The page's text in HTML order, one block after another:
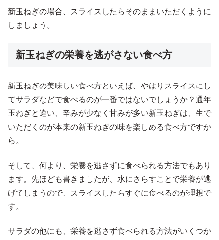
新玉ねぎの場合、スライスしたらそのままいただくように
しましょう。
新玉ねぎの栄養を逃がさない食べ方
新玉ねぎの美味しい食べ方といえば、やはりスライスにし
てサラダなどで食べるのが一番ではないでしょうか？通年
玉ねぎと違い、辛みが少なく甘みが多い新玉ねぎは、生で
いただくのが本来の新玉ねぎの味を楽しめる食べ方ですか
ら。
そして、何より、栄養を逃さずに食べられる方法でもあり
ます。先ほども書きましたが、水にさらすことで栄養が逃
げてしまうので、スライスしたらすぐに食べるのが理想で
す。
サラダの他にも、栄養を逃さず食べられる方法がいくつか